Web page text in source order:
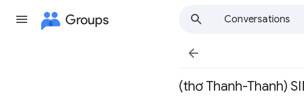
Groups
Conversations

(thơ Thanh-Thanh)